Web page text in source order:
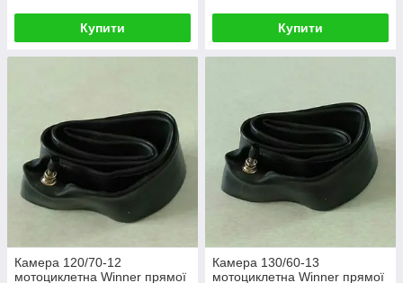
Купити Купити
Камера 120/70-12
мотоциклетна Winner прямої
Камера 130/60-13
мотоциклетна Winner прямої